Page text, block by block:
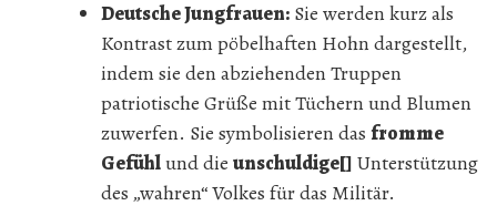
Deutsche Jungfrauen: Sie werden kurz als
Kontrast zum pöbelhaften Hohn dargestellt,
indem sie den abziehenden Truppen
patriotische Grüße mit Tüchern und Blumen
zuwerfen. Sie symbolisieren das fromme
Gefühlund die unschuldige[] Unterstützung
des „wahren“ Volkes für das Militär.